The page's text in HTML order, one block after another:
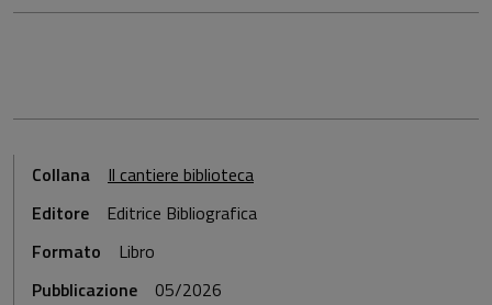
Collana
Il cantiere biblioteca
Editore
Editrice Bibliografica
Formato
Libro
Pubblicazione
05/2026